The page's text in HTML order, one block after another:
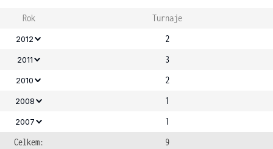
Rok Turnaje
2012 2
2011 3
2010 2
2008 1
2007
1
Celkem:
9